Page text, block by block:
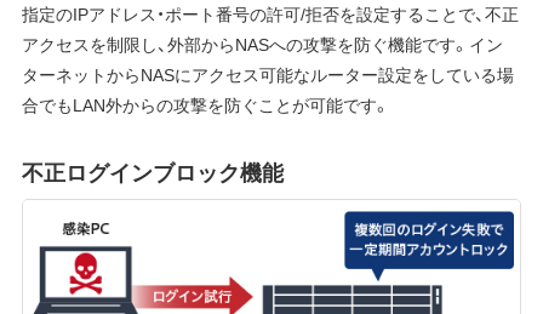
指定のIPアドレス・ポート番号の許可/拒否を設定することで、不正
アクセスを制限し、外部からNASへの攻撃を防ぐ機能です。イン
ターネットからNASにアクセス可能なルーター設定をしている場
合でもLAN外からの攻撃を防ぐことが可能です。
不正ログインブロック機能